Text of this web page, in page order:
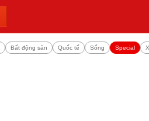
Bất động sản Quốc tế Sống Special